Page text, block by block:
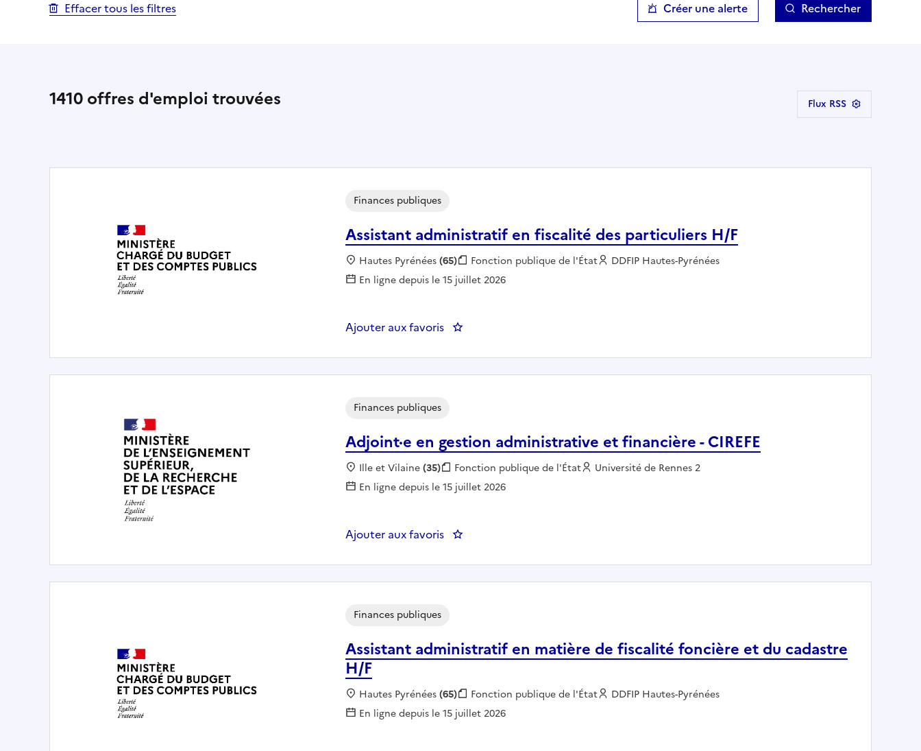
Effacer tous les filtres Créer une alerte Rechercher
1410offres d'emploi trouvées Flux RSS
Assistant administratif en fiscalité des particuliers H/F
Finances publiques
Localisation :
Hautes Pyrénées(65) Fonction publique :
Fonction publique de l'État Employeur :
DDFIP Hautes-Pyrénées
En ligne depuis le 15 juillet 2026
Ajouter aux favoris : Assistant administratif en fiscalité des particuliers H/F
Adjoint·e en gestion administrative et financière - CIREFE
Finances publiques
Localisation :
Ille et Vilaine(35) Fonction publique :
Fonction publique de l'État Employeur :
Université de Rennes 2
En ligne depuis le 15 juillet 2026
Ajouter aux favoris : Adjoint·e en gestion administrative et financière - CIREFE
Assistant administratif en matière de fiscalité foncière et du cadastre
H/F
Finances publiques
Localisation :
Hautes Pyrénées(65) Fonction publique :
Fonction publique de l'État Employeur :
DDFIP Hautes-Pyrénées
En ligne depuis le 15 juillet 2026